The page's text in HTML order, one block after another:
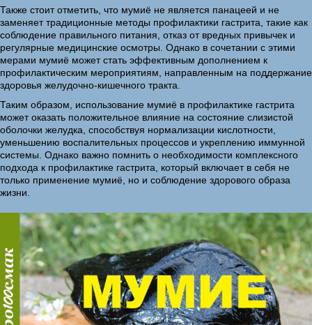
Также стоит отметить, что мумиё не является панацеей и не
заменяет традиционные методы профилактики гастрита, такие как
соблюдение правильного питания, отказ от вредных привычек и
регулярные медицинские осмотры. Однако в сочетании с этими
мерами мумиё может стать эффективным дополнением к
профилактическим мероприятиям, направленным на поддержание
здоровья желудочно-кишечного тракта.
Таким образом, использование мумиё в профилактике гастрита
может оказать положительное влияние на состояние слизистой
оболочки желудка, способствуя нормализации кислотности,
уменьшению воспалительных процессов и укреплению иммунной
системы. Однако важно помнить о необходимости комплексного
подхода к профилактике гастрита, который включает в себя не
только применение мумиё, но и соблюдение здорового образа
жизни.